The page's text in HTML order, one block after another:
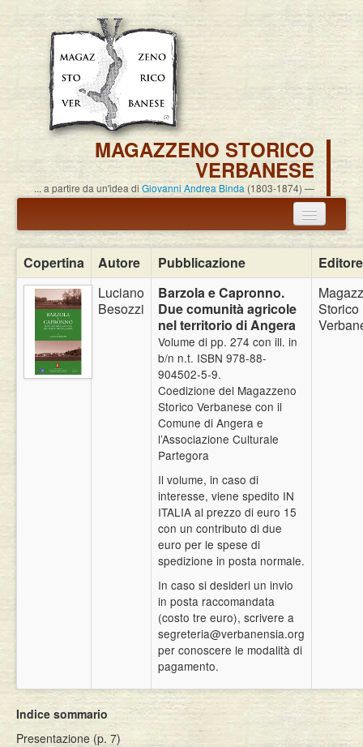
MAGAZZENO STORICO
VERBANESE
... a partire da un'idea di Giovanni Andrea Binda (1803-1874)
Annuncio termine attività
Carlo Alessandro Pisoni
Associazione
Pubblicazioni
Eventi
Copertina Autore Pubblicazione
Editore
Luciano
Besozzi
Barzola e Capronno.
Due comunità agricole
nel territorio di Angera
Volume di pp. 274 con ill. in
b/n n.t. ISBN 978-88-
904502-5-9.
Coedizione del Magazzeno
Storico Verbanese con il
Comune di Angera e
l’Associazione Culturale
Partegora
Il volume, in caso di
interesse, viene spedito IN
ITALIA al prezzo di euro 15
con un contributo di due
euro per le spese di
spedizione in posta normale.
In caso si desideri un invio
in posta raccomandata
(costo tre euro), scrivere a
segreteria@verbanensia.org
per conoscere le modalità di
pagamento.
Storico
Indice sommario
Presentazione (p. 7)